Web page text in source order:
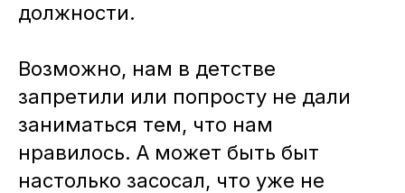
должности.
Возможно, нам в детстве
запретили или попросту не дали
заниматься тем, что нам
нравилось. А может быть быт
настолько засосал, что уже не